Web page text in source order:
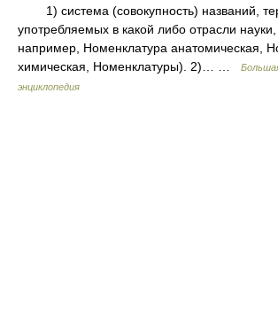
1) система (совокупность) названий,
употребляемых в какой либо отрасли науки,
например, Номенклатура анатомическая,
химическая, Номенклатуры). 2)… …
энциклопедия